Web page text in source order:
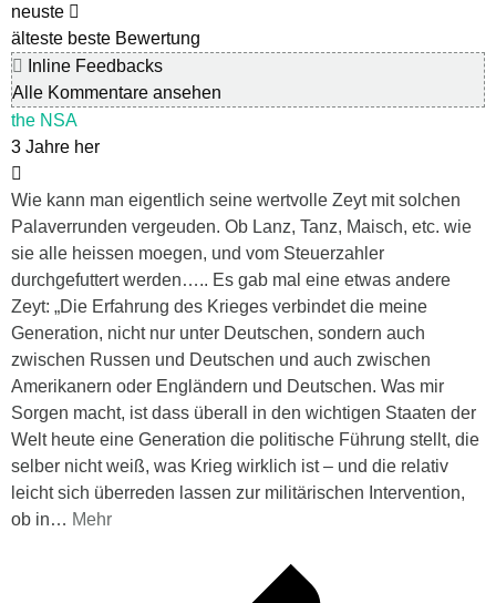
neuste
älteste beste Bewertung
Inline Feedbacks
Alle Kommentare ansehen
the NSA
3 Jahre her
Wie kann man eigentlich seine wertvolle Zeyt mit solchen
Palaverrunden vergeuden. Ob Lanz, Tanz, Maisch, etc. wie
sie alle heissen moegen, und vom Steuerzahler
durchgefuttert werden….. Es gab mal eine etwas andere
Zeyt: „Die Erfahrung des Krieges verbindet die meine
Generation, nicht nur unter Deutschen, sondern auch
zwischen Russen und Deutschen und auch zwischen
Amerikanern oder Engländern und Deutschen. Was mir
Sorgen macht, ist dass überall in den wichtigen Staaten der
Welt heute eine Generation die politische Führung stellt, die
selber nicht weiß, was Krieg wirklich ist – und die relativ
leicht sich überreden lassen zur militärischen Intervention,
ob in… Mehr